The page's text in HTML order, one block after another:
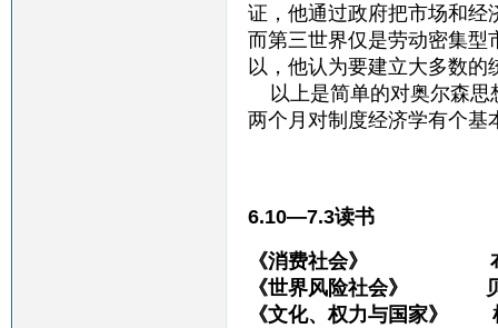
证，他通过政府把市场和经
而第三世界仅是劳动密集型
以，他认为要建立大多数的
以上是简单的对奥尔森思
两个月对制度经济学有个基
6.10—7.3读书
《消费社会》 布
《世界风险社会》
《文化、权力与国家》